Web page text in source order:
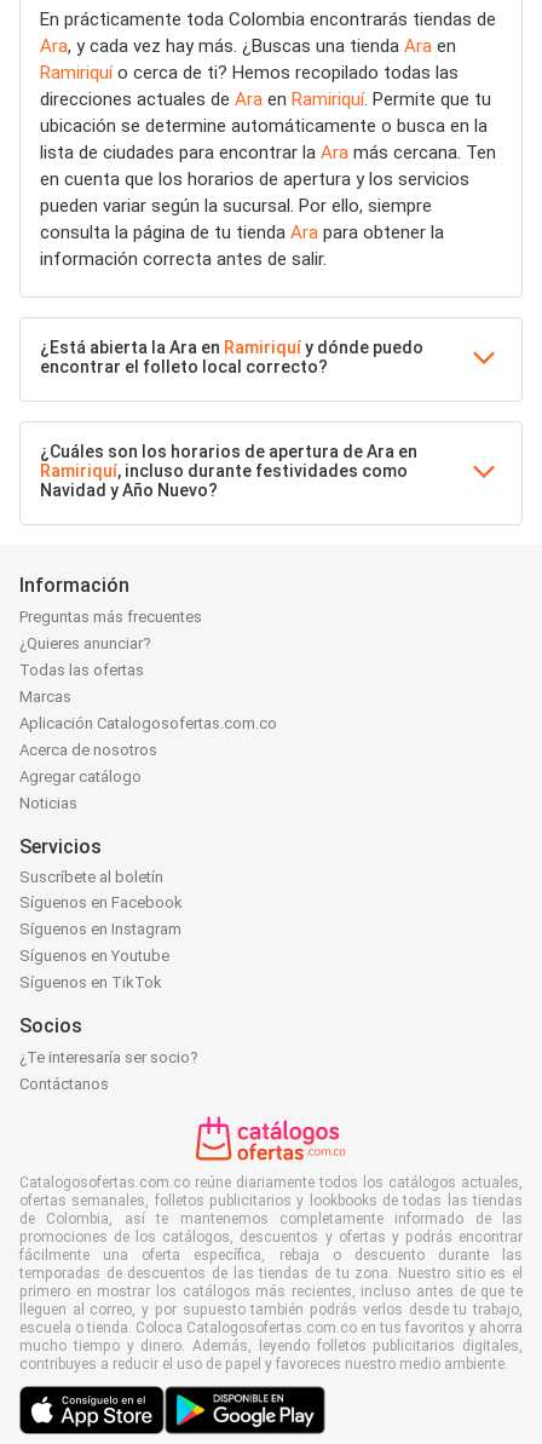
En prácticamente toda Colombia encontrarás tiendas de
Ara, y cada vez hay más. ¿Buscas una tienda Ara en
Ramiriquío cerca de ti? Hemos recopilado todas las
direcciones actuales de Ara en Ramiriquí. Permite que tu
ubicación se determine automáticamente o busca en la
lista de ciudades para encontrar la Ara más cercana. Ten
en cuenta que los horarios de apertura y los servicios
pueden variar según la sucursal. Por ello, siempre
consulta la página de tu tienda Ara para obtener la
información correcta antes de salir.
¿Está abierta la Ara en Ramiriquíy dónde puedo
encontrar el folleto local correcto?
¿Cuáles son los horarios de apertura de Ara en
Ramiriquí, incluso durante festividades como
Navidad y Año Nuevo?
Información
Preguntas más frecuentes
¿Quieres anunciar?
Todas las ofertas
Marcas
Aplicación Catalogosofertas.com.co
Acerca de nosotros
Agregar catálogo
Noticias
Servicios
Suscríbete al boletín
Síguenos en Facebook
Síguenos en Instagram
Síguenos en Youtube
Síguenos en TikTok
Socios
¿Te interesaría ser socio?
Contáctanos
Catalogosofertas.com.co reúne diariamente todos los catálogos actuales,
ofertas semanales, folletos publicitarios y lookbooks de todas las tiendas
de Colombia, así te mantenemos completamente informado de las
promociones de los catálogos, descuentos y ofertas y podrás encontrar
fácilmente una oferta específica, rebaja o descuento durante las
temporadas de descuentos de las tiendas de tu zona. Nuestro sitio es el
primero en mostrar los catálogos más recientes, incluso antes de que te
lleguen al correo, y por supuesto también podrás verlos desde tu trabajo,
escuela o tienda. Coloca Catalogosofertas.com.co en tus favoritos y ahorra
mucho tiempo y dinero. Además, leyendo folletos publicitarios digitales,
contribuyes a reducir el uso de papel y favoreces nuestro medio ambiente.